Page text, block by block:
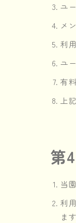
ユ
メ
利
ユ
有
上
第
当
利
ます